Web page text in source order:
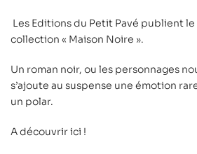
Les Editions du Petit Pavé publient
collection « Maison Noire ».
Un roman noir, ou les personnages
s’ajoute au suspense une émotion
un polar.
A découvrir ici !